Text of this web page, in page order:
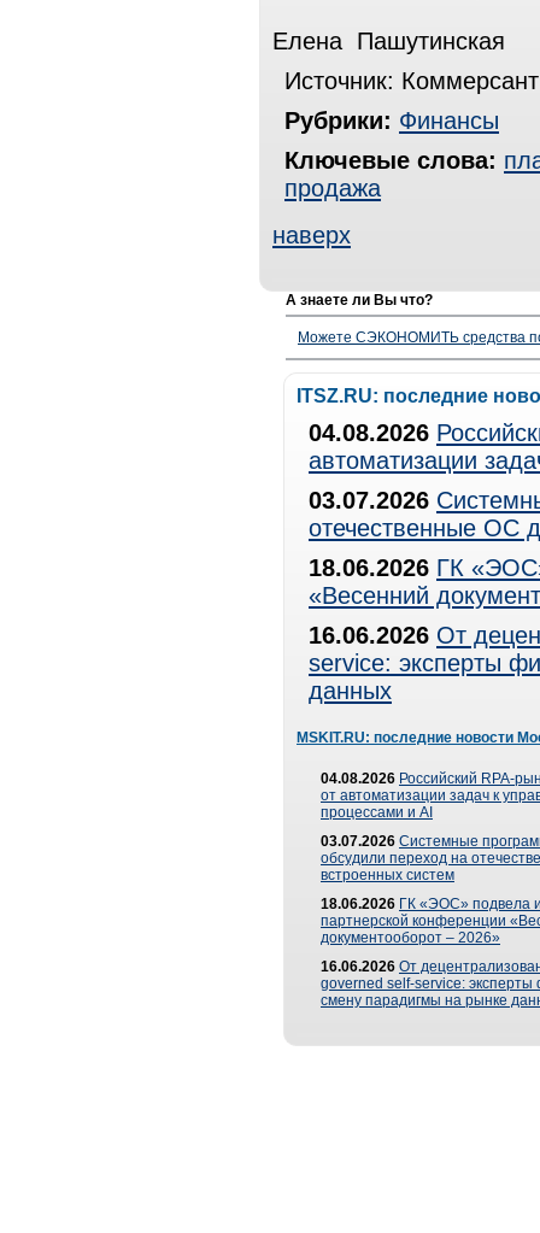
Елена Пашутинская
Источник:
Рубрики: Финансы
Ключевые слова:
продажа
наверх
А знаете ли Вы что?
Можете СЭКОНОМИТЬ средства
ITSZ.RU: последние
04.08.2026
автоматизации
03.07.2026
отечественные ОС
18.06.2026 ГК
«Весенний
16.06.2026 От
service: эксперты
данных
MSKIT.RU: последние новости
04.08.2026 Российский RPA-
от автоматизации задач к
процессами и AI
03.07.2026 Системные
обсудили переход на
встроенных систем
18.06.2026 ГК «ЭОС» подвела
партнерской конференции
документооборот – 2026»
16.06.2026 От
governed self-service: эксперты
смену парадигмы на рынке